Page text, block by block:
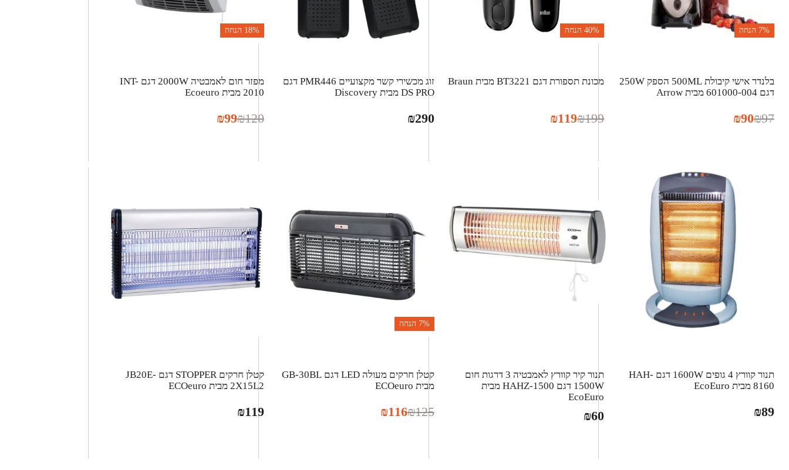
7% הנחה
בלנדר אישי קיבולת 500ML הספק 250W
דגם 601000-004 מבית Arrow
₪97
₪90
40% הנחה
מכונת תספורת דגם BT3221 מבית Braun
₪199
₪119
זוג מכשירי קשר מקצועיים PMR446 דגם
DS PRO מבית Discovery
₪290
18% הנחה
‏מפזר חום לאמבטיה 2000W דגם INT-
2010 מבית Ecoeuro
₪120
₪99
תנור קוורץ 4 גופים 1600W דגם HAH-
8160 מבית EcoEuro
₪89
תנור קיר קוורץ לאמבטיה 3 דרגות חום
1500W דגם HAHZ-1500 מבית
EcoEuro
₪60
7% הנחה
קטלן חרקים מעולה LED דגם GB-30BL
מבית ECOeuro
₪125
₪116
קטלן חרקים STOPPER דגם JB20E-
2X15L2 מבית ECOeuro
₪119